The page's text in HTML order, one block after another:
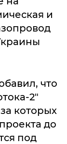
и
что
2"
которых
до
под